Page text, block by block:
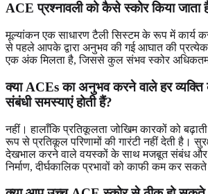
ACE प्रश्नावली को कैसे स्कोर किया जाता
मूल्यांकन एक साधारण टैली सिस्टम के रूप में कार्य
से पहले आपके द्वारा अनुभव की गई आघात की
एक अंक मिलता है, जिससे कुल संभव स्कोर अधिकतम
क्या ACEs का अनुभव करने वाले हर व्यक्ति
संबंधी समस्याएं होती हैं?
नहीं। हालाँकि प्रतिकूलता जोखिम कारकों को
रूप से प्रतिकूल परिणामों की गारंटी नहीं देती है।
देखभाल करने वाले वयस्कों के साथ मजबूत संबंध और
निर्माण, दीर्घकालिक प्रभावों को काफी कम कर